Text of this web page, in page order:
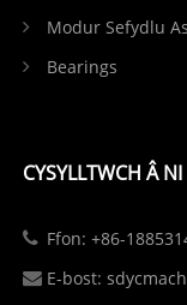
Modur Sefydlu
Bearings
CYSYLLTWCH Â NI
Ffon: +86-
E-bost: